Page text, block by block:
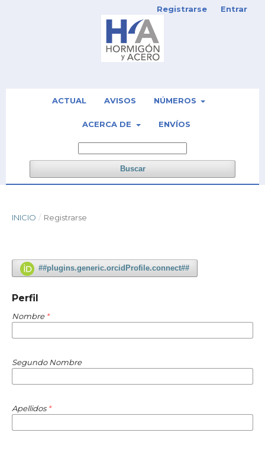
ACTUAL AVISOS NÚMEROS
ACERCA DE ENVÍOS
Buscar
Registrarse Entrar
INICIO / Registrarse
##plugins.generic.orcidProfile.connect##
Perfil
Nombre *
Segundo Nombre
Apellidos *